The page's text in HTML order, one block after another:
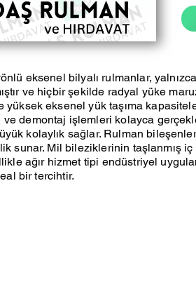
eksenel bilyalı rulmanlar,
ve hiçbir şekilde radyal yüke
yüksek eksenel yük taşıma
demontaj işlemleri kolayca
kolaylık sağlar. Rulman
sunar. Mil bileziklerinin taşlanmış
ağır hizmet tipi endüstriyel
bir tercihtir.